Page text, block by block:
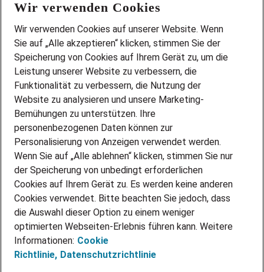
FAQ
Wir stellen ein!
DEINE BERUFSGRUPPE
DEINE LEBENSSITUATION
PARTNERSHIP WITH AIRBUS
INITIATIV BEWERBEN
ÜBER UNS
STANDORTE
BLOG
PRESSE
KONTAKT
@Adecco 2026
IMPRESSUM
DATENSCHUTZ
Wir verwenden Cookies
Wir verwenden Cookies auf unserer Website. Wenn
Sie auf „Alle akzeptieren“ klicken, stimmen Sie der
Speicherung von Cookies auf Ihrem Gerät zu, um die
Leistung unserer Website zu verbessern, die
Funktionalität zu verbessern, die Nutzung der
Website zu analysieren und unsere Marketing-
Bemühungen zu unterstützen. Ihre
personenbezogenen Daten können zur
Personalisierung von Anzeigen verwendet werden.
Wenn Sie auf „Alle ablehnen“ klicken, stimmen Sie nur
der Speicherung von unbedingt erforderlichen
Cookies auf Ihrem Gerät zu. Es werden keine anderen
Cookies verwendet. Bitte beachten Sie jedoch, dass
die Auswahl dieser Option zu einem weniger
optimierten Webseiten-Erlebnis führen kann. Weitere
Informationen: Cookie
Richtlinie, Datenschutzrichtlinie